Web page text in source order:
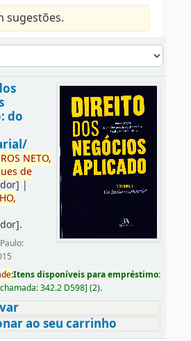
sugestões.
do
NETO,
de
|
.
de:Itens disponíveis para empréstimo:
342.2 D598] (2).
ao seu carrinho